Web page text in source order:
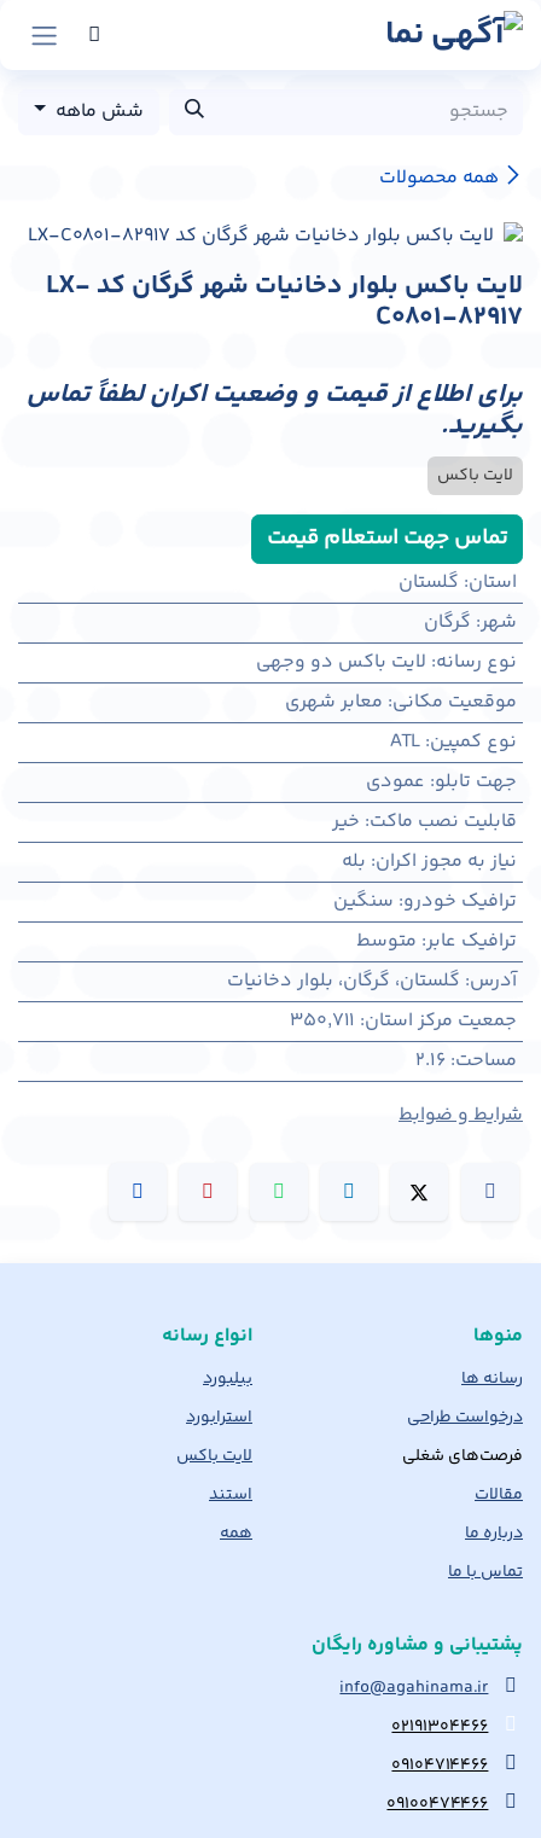
پرش به محتوا
همه محصولات
شش ماهه
لایت باکس بلوار دخانیات شهر گرگان کد LX-
C0801-82917
برای اطلاع از قیمت و وضعیت اکران لطفاً تماس
بگیرید.
لایت باکس
تماس جهت استعلام قیمت
استان: گلستان
شهر: گرگان
نوع رسانه: لایت باکس دو وجهی
موقعیت مکانی: معابر شهری
نوع کمپین:
ATL
جهت تابلو: عمودی
قابلیت نصب ماکت: خیر
نیاز به مجوز اکران: بله
ترافیک خودرو: سنگین
ترافیک عابر: متوسط
آدرس: گلستان، گرگان، بلوار دخانیات
جمعیت مرکز استان:
350,711
مساحت:
2.16
شرایط و ضوابط
منوها
رسانه ها
درخواست طراحی
فرصت‌های شغلی
مقالات
درباره ما
تماس با ما
انواع رسانه
بیلبورد
استرابورد
لایت باکس
استند
همه
پشتیبانی و مشاوره رایگان
info@agahinama.ir
۰۲۱۹۱۳۰۴۴۶۶
۰۹۱۰۴۷۱۴۴۶۶
۰۹۱۰۰۴۷۴۴۶۶